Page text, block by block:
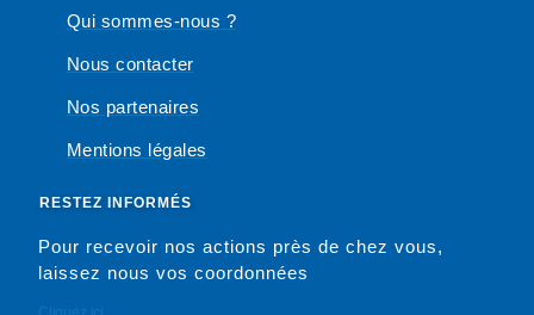
Qui sommes-nous ?
Nous contacter
Nos partenaires
Mentions légales
RESTEZ INFORMÉS
Pour recevoir nos actions près de chez vous,
laissez nous vos coordonnées